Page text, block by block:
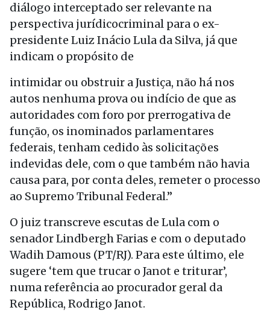
diálogo interceptado ser relevante na
perspectiva jurídicocriminal para o ex-
presidente Luiz Inácio Lula da Silva, já que
indicam o propósito de
intimidar ou obstruir a Justiça, não há nos
autos nenhuma prova ou indício de que as
autoridades com foro por prerrogativa de
função, os inominados parlamentares
federais, tenham cedido às solicitações
indevidas dele, com o que também não havia
causa para, por conta deles, remeter o processo
ao Supremo Tribunal Federal.”
O juiz transcreve escutas de Lula com o
senador Lindbergh Farias e com o deputado
Wadih Damous (PT/RJ). Para este último, ele
sugere ‘tem que trucar o Janot e triturar’,
numa referência ao procurador geral da
República, Rodrigo Janot.